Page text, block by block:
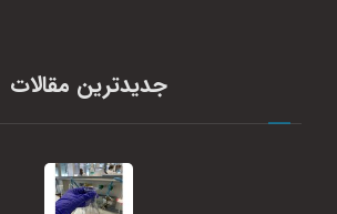
جدیدترین مقالات